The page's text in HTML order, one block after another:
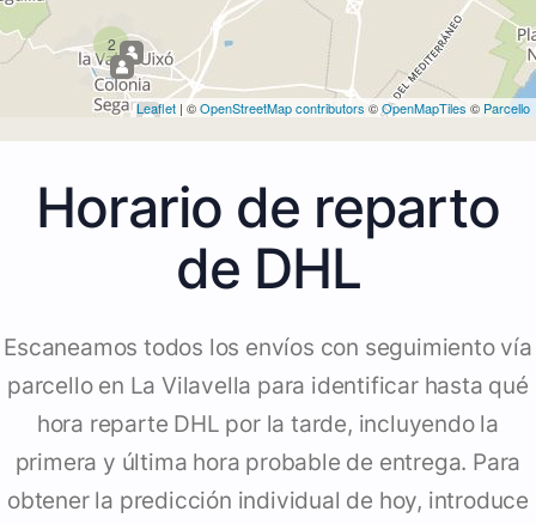
2
Leaflet | ©OpenStreetMap contributors ©OpenMapTiles © Parcello
Horario de reparto
de DHL
Escaneamos todos los envíos con seguimiento vía
parcello en La Vilavella para identificar hasta qué
hora reparte DHL por la tarde, incluyendo la
primera y última hora probable de entrega. Para
obtener la predicción individual de hoy, introduce